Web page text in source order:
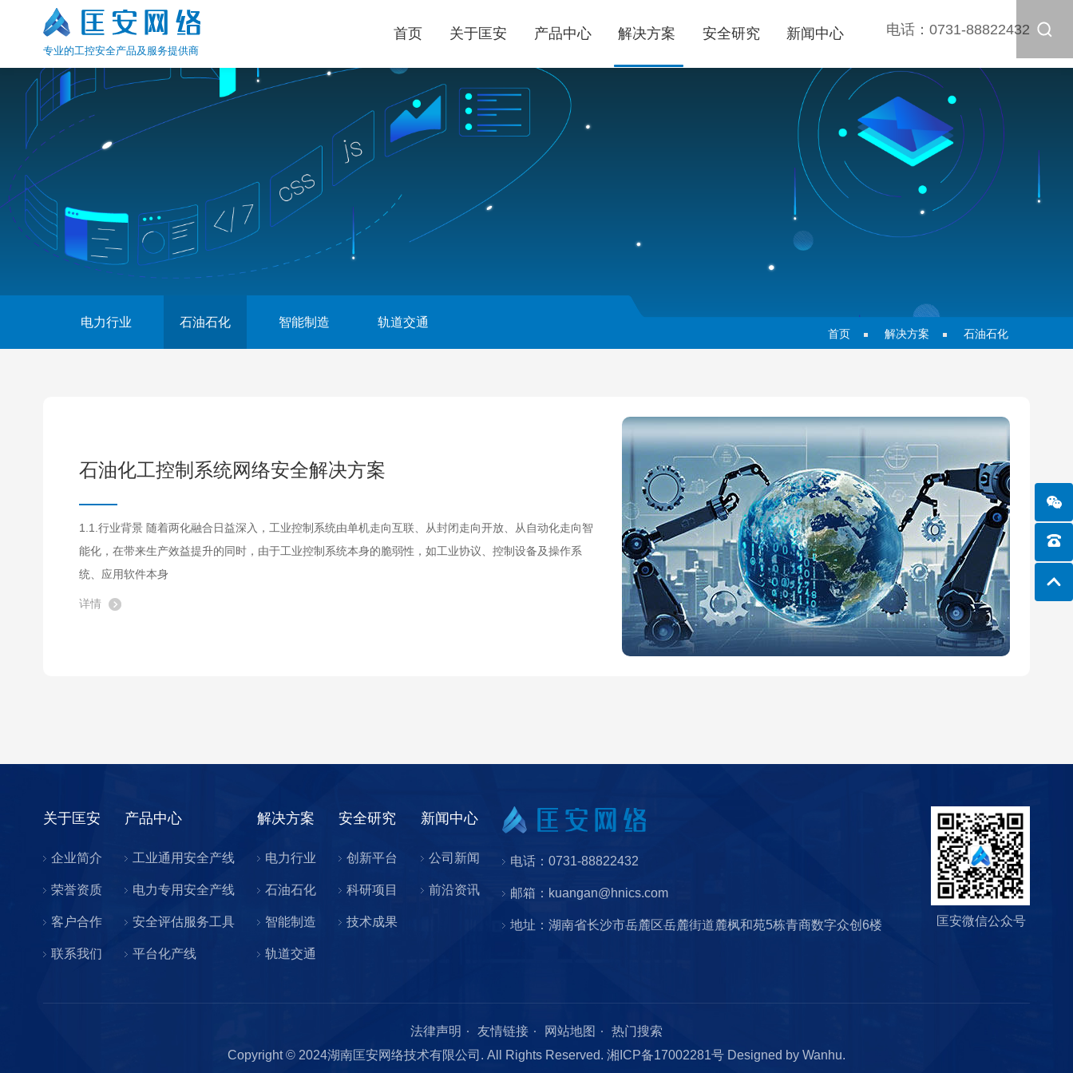
专业的工控安全产品及服务提供商
电话：0731-88822432
首页 关于匡安 产品中心 解决方案 安全研究 新闻中心
首页 解决方案 石油石化
电力行业 石油石化 智能制造 轨道交通
石油化工控制系统网络安全解决方案
1.1.行业背景 随着两化融合日益深入，工业控制系统由单机走向互联、从封闭走向开放、从自动化走向智
能化，在带来生产效益提升的同时，由于工业控制系统本身的脆弱性，如工业协议、控制设备及操作系
统、应用软件本身
详情
关于匡安
企业简介
荣誉资质
客户合作
联系我们
产品中心
工业通用安全产线
电力专用安全产线
安全评估服务工具
平台化产线
解决方案
电力行业
石油石化
智能制造
轨道交通
安全研究
创新平台
科研项目
技术成果
新闻中心
公司新闻
前沿资讯
电话：0731-88822432
邮箱：kuangan@hnics.com
地址：湖南省长沙市岳麓区岳麓街道麓枫和苑5栋青商数字众创6楼 匡安微信公众号
法律声明 友情链接 网站地图
热门搜索
Copyright © 2024湖南匡安网络技术有限公司. All Rights Reserved. 湘ICP备17002281号Designed by Wanhu.